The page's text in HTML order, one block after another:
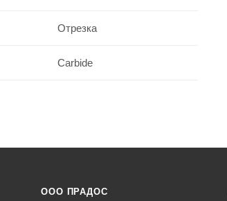
Отрезка
Carbide
ООО ПРАДОС